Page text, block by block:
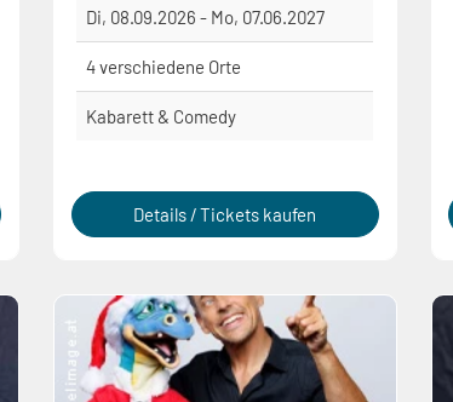
Di, 08.09.2026 - Mo, 07.06.2027
4 verschiedene Orte
Kabarett & Comedy
Details / Tickets kaufen